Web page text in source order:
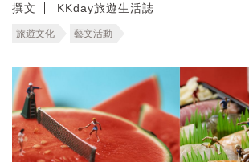
撰文 KKday旅遊生活誌
旅遊文化 藝文活動